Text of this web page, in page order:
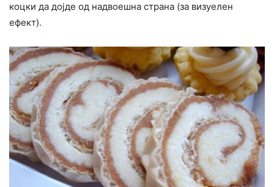
коцки да дојде од надвоешна страна (за визуелен
ефект).